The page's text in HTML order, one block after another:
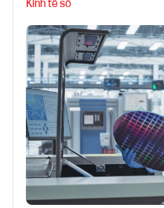
Kinh tế số